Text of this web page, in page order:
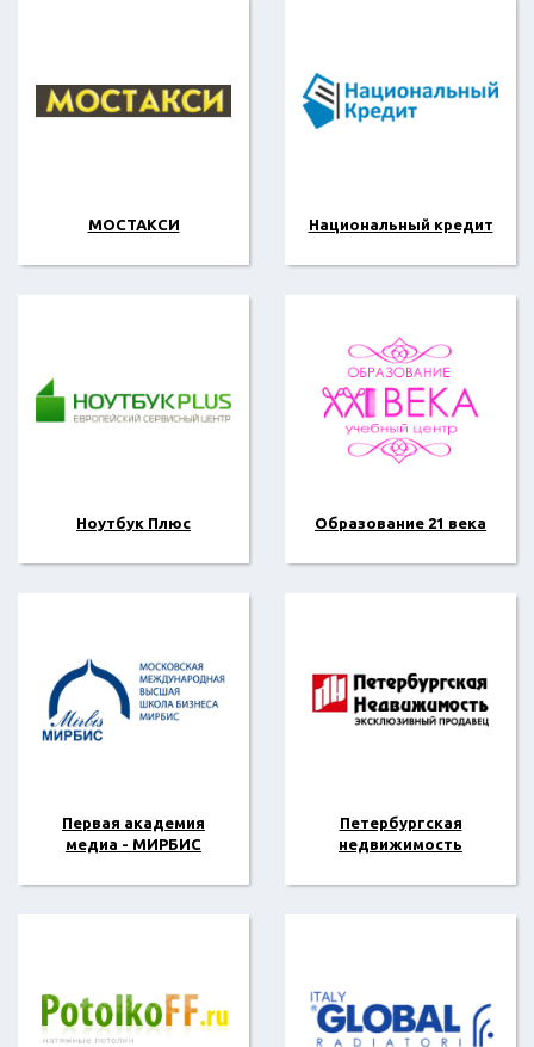
МОСТАКСИ Национальный кредит
Ноутбук Плюс Образование 21 века
Первая академия
медиа - МИРБИС
Петербургская
недвижимость